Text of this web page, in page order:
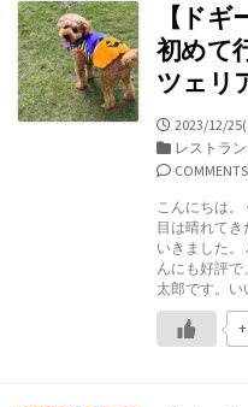
【ドギ
初めて
ツェリ
公
開
日
2023/12/
カ
テ
リ
ー
レストラン
こんにちは。
目は晴れて
いきました。
んにも好評で
太郎です。い